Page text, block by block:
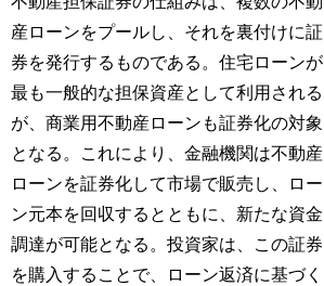
産ローンをプールし、それを裏付けに証
券を発行するものである。住宅ローンが
最も一般的な担保資産として利用される
が、商業用不動産ローンも証券化の対象
となる。これにより、金融機関は不動産
ローンを証券化して市場で販売し、ロー
ン元本を回収するとともに、新たな資金
調達が可能となる。投資家は、この証券
を購入することで、ローン返済に基づく